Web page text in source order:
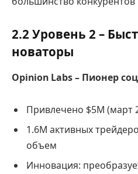
2.2 Уровень 2 –
новаторы
Opinion Labs – Пионер
Привлечено $5M (март
1.6M активных
объем
Инновация: